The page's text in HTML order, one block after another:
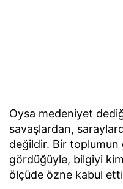
Oysa medeniyet
savaşlardan,
değildir. Bir toplumun
gördüğüyle, bilgiyi
ölçüde özne kabul